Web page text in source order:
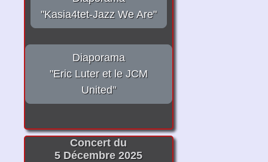
"Kasia4tet-Jazz We Are"
Diaporama
"Eric Luter et le JCM
United"
Concert du
5 Décembre 2025